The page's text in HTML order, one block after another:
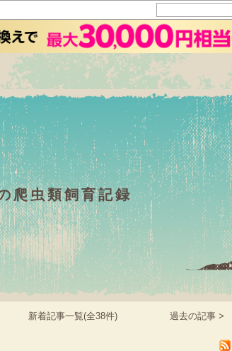
爬虫類飼育記録
新着記事一覧(全38件) 過去の記事 >